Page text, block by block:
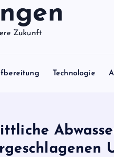
Zukunft
Technologie